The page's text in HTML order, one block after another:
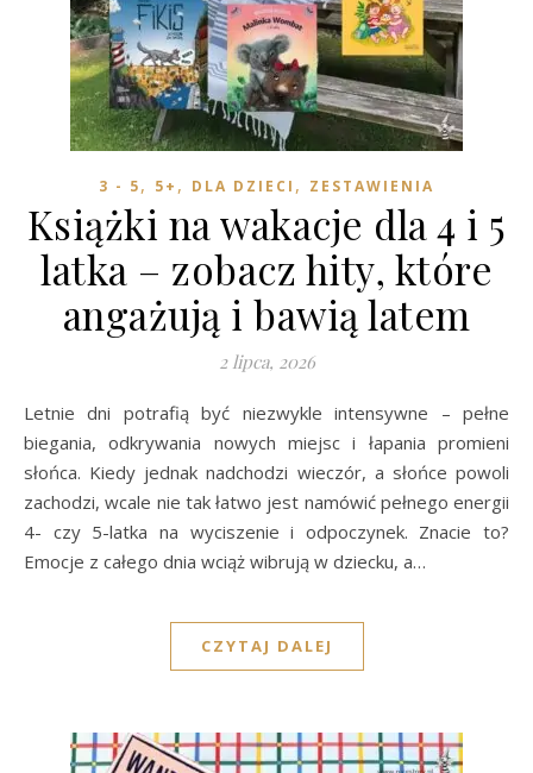
3 - 5, 5+ , DLA DZIECI , ZESTAWIENIA
Książki na wakacje dla 4 i 5
latka – zobacz hity, które
angażują i bawią latem
2 lipca, 2026
Letnie dni potrafią być niezwykle intensywne – pełne
biegania, odkrywania nowych miejsc i łapania promieni
słońca. Kiedy jednak nadchodzi wieczór, a słońce powoli
zachodzi, wcale nie tak łatwo jest namówić pełnego energii
4- czy 5-latka na wyciszenie i odpoczynek. Znacie to?
Emocje z całego dnia wciąż wibrują w dziecku, a…
CZYTAJ DALEJ